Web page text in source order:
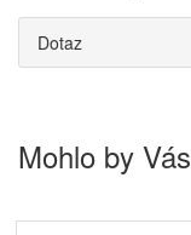
Dotaz
Mohlo by